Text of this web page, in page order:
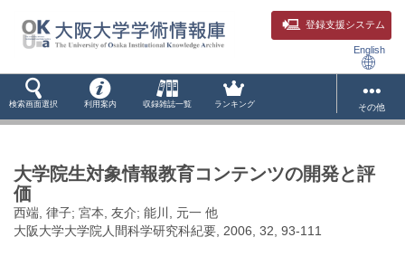
登録支援システム
English
検索画面選択 利用案内 収録雑誌一覧 ランキング その他
大学院生対象情報教育コンテンツの開発と評
価
西端, 律子; 宮本, 友介; 能川, 元一 他
大阪大学大学院人間科学研究科紀要, 2006, 32, 93-111